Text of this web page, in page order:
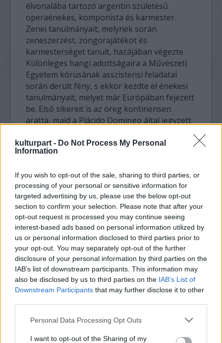
kulturpart - Do Not Process My Personal
Information
If you wish to opt-out of the sale, sharing to third parties, or
processing of your personal or sensitive information for
targeted advertising by us, please use the below opt-out
section to confirm your selection. Please note that after your
opt-out request is processed you may continue seeing
interest-based ads based on personal information utilized by
us or personal information disclosed to third parties prior to
your opt-out. You may separately opt-out of the further
disclosure of your personal information by third parties on the
IAB’s list of downstream participants. This information may
also be disclosed by us to third parties on the IAB’s List of
Downstream Participants that may further disclose it to other
Please note that this website/app uses one or more Google
not limited to your visit or usage behaviour. You may click to
Personal Data Processing Opt Outs
I want to opt-out of the Sharing of my
élvonalába tartozó argentin születésű
operaénekes, komponista és karmester.
Zenei tanulmányait, melynek során
zeneszerzést, zongorajátékot és
karmesterséget tanult, hazájában végezte.
Különleges hangi adottságaira a Művészeti
Egyetem kórusának asszistensi feladatai
során derült fény, s ekkor kezdte el énekesi
tanulmányait, melyet már Európában fejezett
be. Első sikereit is az öreg kontinensen
aratta, majd a Plácido Domingo által jegyzett
megnyerésével 1994-ben elindult a karrierje:
nincs a világnak olyan rangos operaháza,
népszerű és kevéssé ismert tenor
főszerepeit. Nem mondott le azonban a
másik tanult hivatásáról, a karmesterségről,
s egyre többször vállal dirigensi feladatokat
mind a koncertpódiumon, mind a zenekari
árokban
José Curát a hazai közönség legelőször
énekesként ismerte meg, de a neve
karmesterként sem ismeretlen
Magyarországon; legutóbb éppen az Óbudai
Danubia Zenekart vezényelte egy
Requiemje hangzott el. A felkészülés során
kialakult jó munkakapcsolat vezetett José